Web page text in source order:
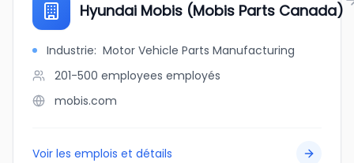
Hyundai Mobis (Mobis Parts Canada)
Industrie: Motor Vehicle Parts Manufacturing
201-500 employees employés
mobis.com
Voir les emplois et détails